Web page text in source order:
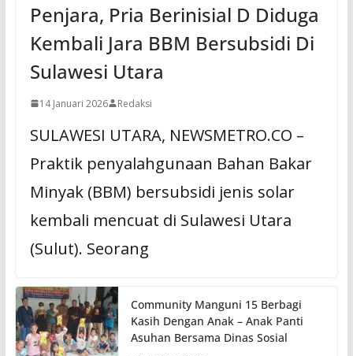
Penjara, Pria Berinisial D Diduga
Kembali Jara BBM Bersubsidi Di
Sulawesi Utara
14 Januari 2026 Redaksi
SULAWESI UTARA, NEWSMETRO.CO –
Praktik penyalahgunaan Bahan Bakar
Minyak (BBM) bersubsidi jenis solar
kembali mencuat di Sulawesi Utara
(Sulut). Seorang
Community Manguni 15 Berbagi
Kasih Dengan Anak – Anak Panti
Asuhan Bersama Dinas Sosial